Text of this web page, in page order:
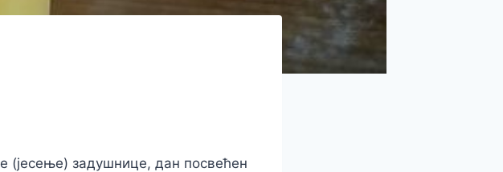
(јесење) задушнице, дан посвећен